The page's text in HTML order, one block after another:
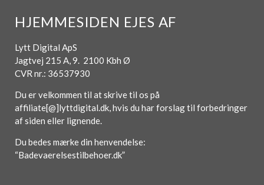
HJEMMESIDEN EJES AF
Lytt Digital ApS
Jagtvej 215 A, 9. 2100 Kbh Ø
CVR nr.: 36537930
Du er velkommen til at skrive til os på
affiliate[@]lyttdigital.dk, hvis du har forslag til forbedringer
af siden eller lignende.
Du bedes mærke din henvendelse:
“Badevaerelsestilbehoer.dk”